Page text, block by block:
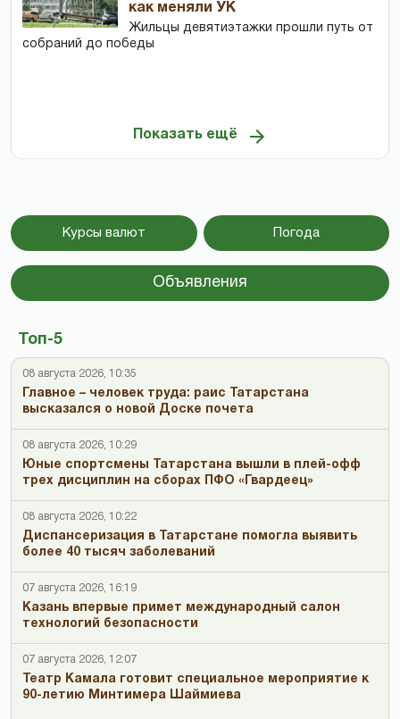
как меняли УК
Жильцы девятиэтажки прошли путь от
собраний до победы
Показать ещё
Курсы валют Погода
Объявления
Топ-5
08 августа 2026, 10:35
Главное – человек труда: раис Татарстана
высказался о новой Доске почета
08 августа 2026, 10:29
Юные спортсмены Татарстана вышли в плей-офф
трех дисциплин на сборах ПФО «Гвардеец»
08 августа 2026, 10:22
Диспансеризация в Татарстане помогла выявить
более 40 тысяч заболеваний
07 августа 2026, 16:19
Казань впервые примет международный салон
технологий безопасности
07 августа 2026, 12:07
Театр Камала готовит специальное мероприятие к
90-летию Минтимера Шаймиева